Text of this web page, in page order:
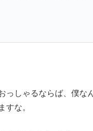
っしゃるならば、僕な
すな。